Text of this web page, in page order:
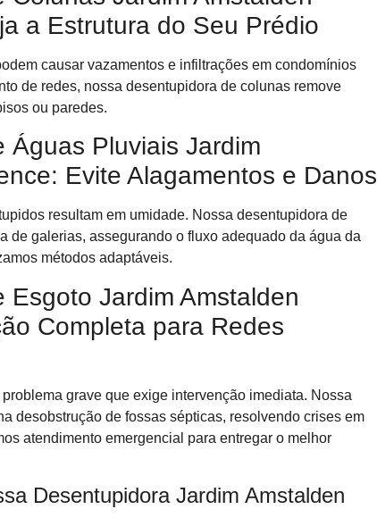
a Estrutura do Seu Prédio
causar vazamentos e infiltrações em condomínios
de redes, nossa desentupidora de colunas remove
ou paredes.
Águas Pluviais Jardim
Evite Alagamentos e Danos
resultam em umidade. Nossa desentupidora de
de galerias, assegurando o fluxo adequado da água da
métodos adaptáveis.
Esgoto Jardim Amstalden
Completa para Redes
grave que exige intervenção imediata. Nossa
desobstrução de fossas sépticas, resolvendo crises em
atendimento emergencial para entregar o melhor
Desentupidora Jardim Amstalden